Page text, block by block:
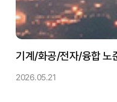
기계/화공/전자/융합 노
2026.05.21